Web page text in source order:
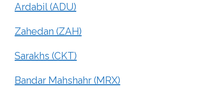
Ardabil (ADU)
Zahedan (ZAH)
Sarakhs (CKT)
Bandar Mahshahr (MRX)